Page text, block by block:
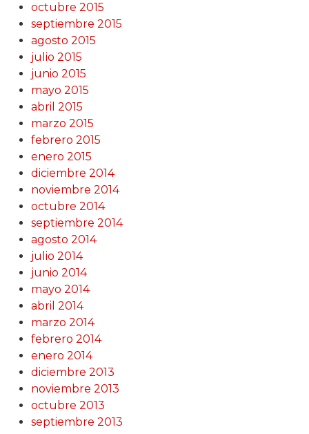
octubre 2015
septiembre 2015
agosto 2015
julio 2015
junio 2015
mayo 2015
abril 2015
marzo 2015
febrero 2015
enero 2015
diciembre 2014
noviembre 2014
octubre 2014
septiembre 2014
agosto 2014
julio 2014
junio 2014
mayo 2014
abril 2014
marzo 2014
febrero 2014
enero 2014
diciembre 2013
noviembre 2013
octubre 2013
septiembre 2013